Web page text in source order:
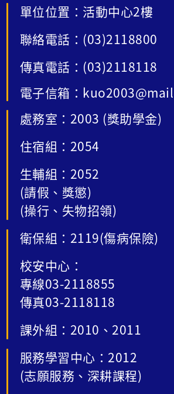
單位位置：活動中心2樓
聯絡電話：(03)2118800
傳真電話：(03)2118118
電子信箱：
處務室：2003 (獎助學金)
住宿組：2054
生輔組：2052
(請假、獎懲)
(操行、失物招領)
衛保組：2119(傷病保險)
校安中心：
專線03-2118855
傳真03-2118118
課外組：2010、2011
服務學習中心：2012
(志願服務、深耕課程)